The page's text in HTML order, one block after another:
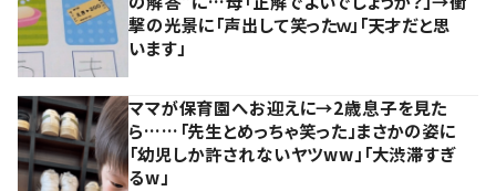
撃の光景に「声出して笑ったｗ」「天才だと思
います」
ママが保育園へお迎えに→2歳息子を見た
ら……「先生とめっちゃ笑った」まさかの姿に
「幼児しか許されないヤツww」「大渋滞すぎ
るw」